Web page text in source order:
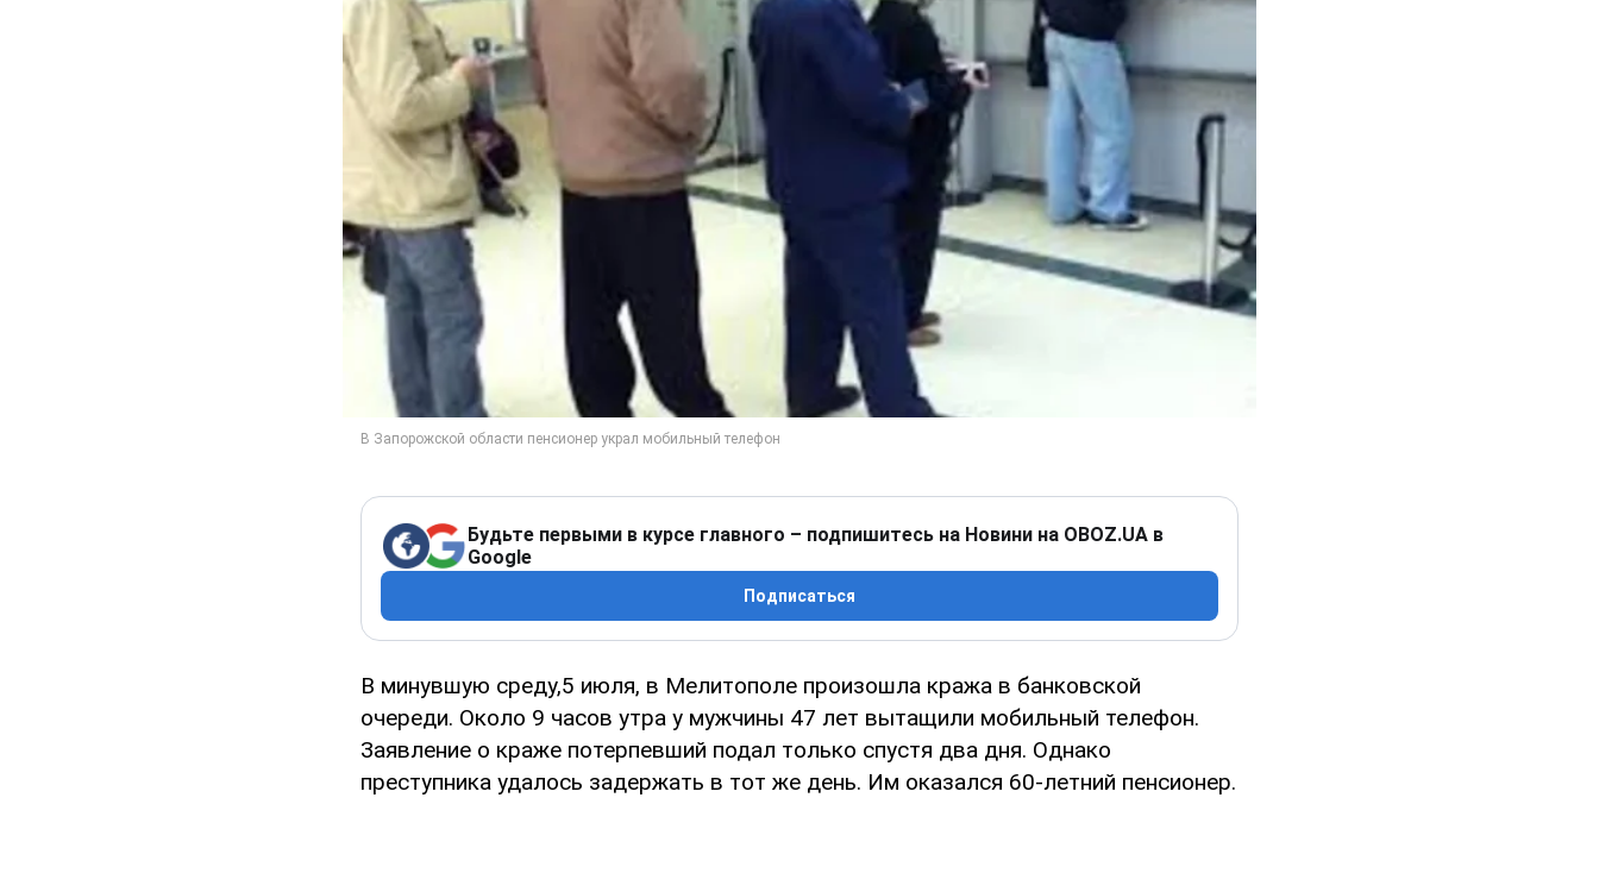
Будьте первыми в курсе главного – подпишитесь на Новини на OBOZ.UA в
Google
Подписаться
В минувшую среду,5 июля, в Мелитополе произошла кража в банковской
очереди. Около 9 часов утра у мужчины 47 лет вытащили мобильный телефон.
Заявление о краже потерпевший подал только спустя два дня. Однако
преступника удалось задержать в тот же день. Им оказался 60-летний пенсионер.